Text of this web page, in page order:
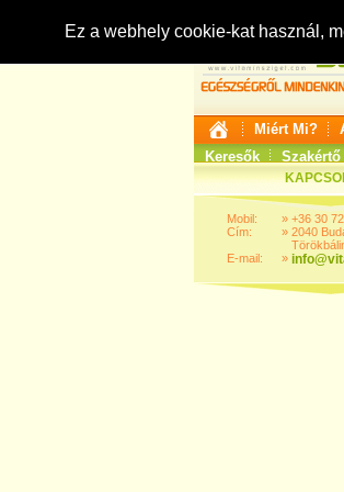
Ez a webhely cookie-kat használ,
Miért Mi?
Keresők
Szakértő
Mobil:
Cím:
E-mail:
»
»
»
+36 30
2040